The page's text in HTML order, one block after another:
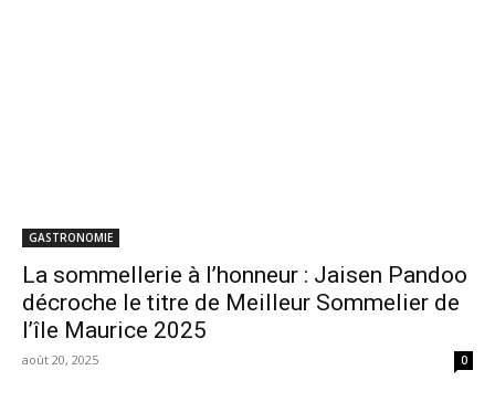
GASTRONOMIE
La sommellerie à l’honneur : Jaisen Pandoo
décroche le titre de Meilleur Sommelier de
l’île Maurice 2025
août 20, 2025 0